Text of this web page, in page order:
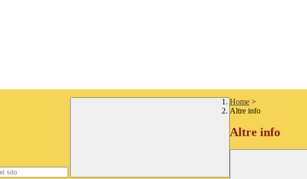
Home >
Altre info
Altre info